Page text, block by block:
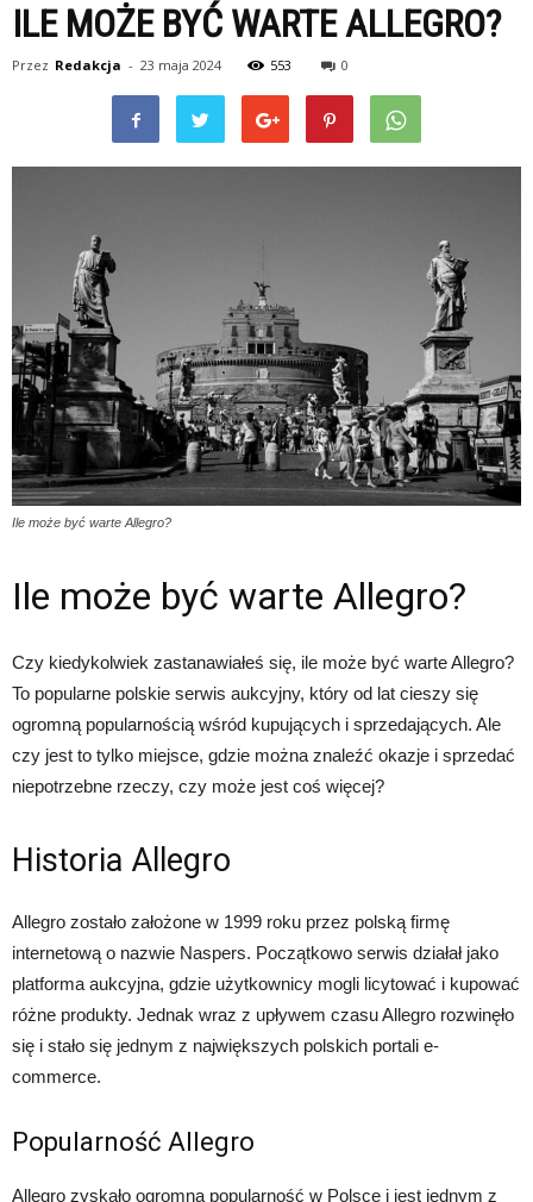
ILE MOŻE BYĆ WARTE ALLEGRO?
Przez Redakcja - 23 maja 2024 553 0
Ile może być warte Allegro?
Ile może być warte Allegro?
Czy kiedykolwiek zastanawiałeś się, ile może być warte Allegro?
To popularne polskie serwis aukcyjny, który od lat cieszy się
ogromną popularnością wśród kupujących i sprzedających. Ale
czy jest to tylko miejsce, gdzie można znaleźć okazje i sprzedać
niepotrzebne rzeczy, czy może jest coś więcej?
Historia Allegro
Allegro zostało założone w 1999 roku przez polską firmę
internetową o nazwie Naspers. Początkowo serwis działał jako
platforma aukcyjna, gdzie użytkownicy mogli licytować i kupować
różne produkty. Jednak wraz z upływem czasu Allegro rozwinęło
się i stało się jednym z największych polskich portali e-
commerce.
Popularność Allegro
Allegro zyskało ogromną popularność w Polsce i jest jednym z